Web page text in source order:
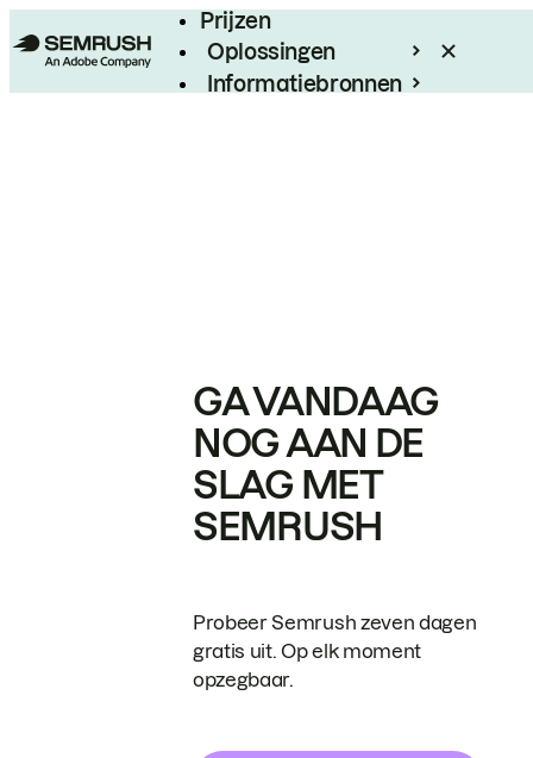
Prijzen
Oplossingen
Informatiebronnen
GA VANDAAG
NOG AAN DE
SLAG MET
SEMRUSH
Probeer Semrush zeven dagen
gratis uit. Op elk moment
opzegbaar.